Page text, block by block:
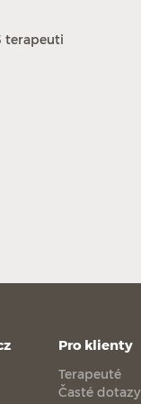
terapeuti
Pro klienty
Terapeuté
Časté dotazy